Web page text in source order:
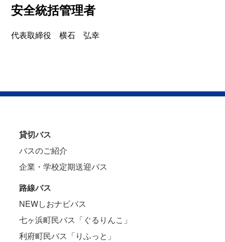
安全統括管理者
代表取締役 横石 弘幸
貸切バス
バスのご紹介
企業・学校定期送迎バス
路線バス
NEWしおナビバス
七ヶ浜町民バス「ぐるりんこ」
利府町民バス「りふっと」